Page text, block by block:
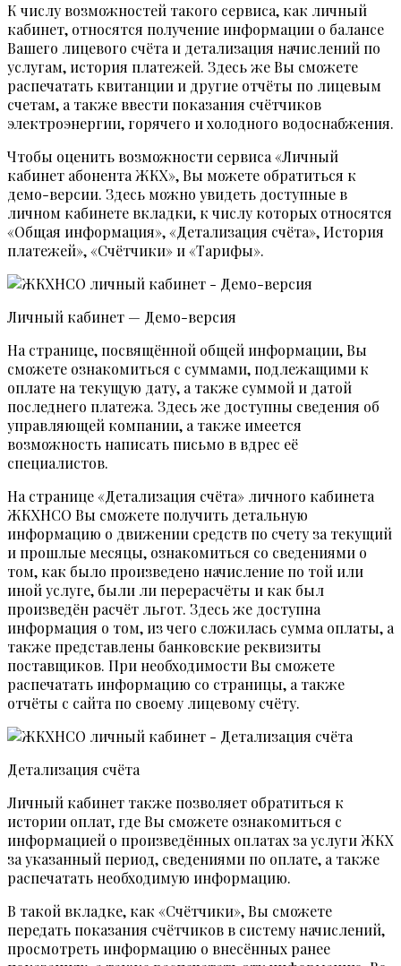
К числу возможностей такого сервиса, как личный
кабинет, относятся получение информации о балансе
Вашего лицевого счёта и детализация начислений по
услугам, история платежей. Здесь же Вы сможете
распечатать квитанции и другие отчёты по лицевым
счетам, а также ввести показания счётчиков
электроэнергии, горячего и холодного водоснабжения.
Чтобы оценить возможности сервиса «Личный
кабинет абонента ЖКХ», Вы можете обратиться к
демо-версии. Здесь можно увидеть доступные в
личном кабинете вкладки, к числу которых относятся
«Общая информация», «Детализация счёта», История
платежей», «Счётчики» и «Тарифы».
Личный кабинет — Демо-версия
На странице, посвящённой общей информации, Вы
сможете ознакомиться с суммами, подлежащими к
оплате на текущую дату, а также суммой и датой
последнего платежа. Здесь же доступны сведения об
управляющей компании, а также имеется
возможность написать письмо в вдрес её
специалистов.
На странице «Детализация счёта» личного кабинета
ЖКХНСО Вы сможете получить детальную
информацию о движении средств по счету за текущий
и прошлые месяцы, ознакомиться со сведениями о
том, как было произведено начисление по той или
иной услуге, были ли перерасчёты и как был
произведён расчёт льгот. Здесь же доступна
информация о том, из чего сложилась сумма оплаты, а
также представлены банковские реквизиты
поставщиков. При необходимости Вы сможете
распечатать информацию со страницы, а также
отчёты с сайта по своему лицевому счёту.
Детализация счёта
Личный кабинет также позволяет обратиться к
истории оплат, где Вы сможете ознакомиться с
информацией о произведённых оплатах за услуги ЖКХ
за указанный период, сведениями по оплате, а также
распечатать необходимую информацию.
В такой вкладке, как «Счётчики», Вы сможете
передать показания счётчиков в систему начислений,
просмотреть информацию о внесённых ранее